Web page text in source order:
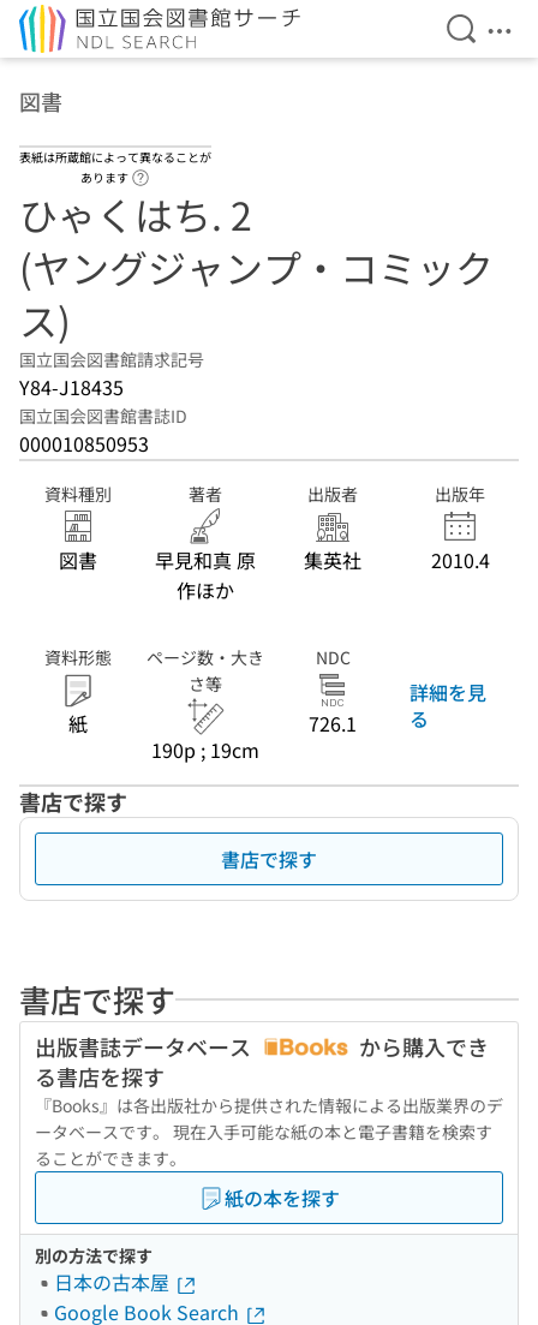
検索を
メ
図書
表紙は所蔵館によって異なることが
あります
ひゃくはち. 2
(ヤングジャンプ・コミック
ス)
国立国会図書館請求記号
Y84-J18435
国立国会図書館書誌ID
000010850953
資料種別
図書
著者
早見和真 原
作ほか
出版者
集英社
出版年
2010.4
資料形態
紙
ページ数・大き
さ等
190p ; 19cm
NDC
726.1
詳細を見
る
書店で探す
書店で探す
書店で探す
出版書誌データベース
から購入でき
る書店を探す
『Books』は各出版社から提供された情報による出版業界のデ
ータベースです。 現在入手可能な紙の本と電子書籍を検索す
ることができます。
紙の本を探す
別の方法で探す
日本の古本屋
Google Book Search